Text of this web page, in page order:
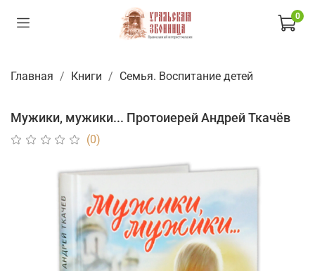
0
Главная Книги Семья. Воспитание детей
Мужики, мужики... Протоиерей Андрей Ткачёв
(0)